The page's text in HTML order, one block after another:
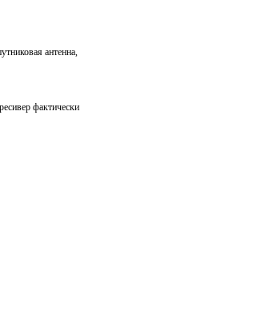
антенна,
фактически